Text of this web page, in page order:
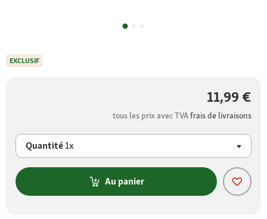
11,99 €
tous les prix avec TVAfrais de livraisons
Quantité1x
Au panier
EXCLUSIF